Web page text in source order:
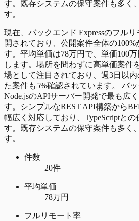
す。既存システムの保守案件も多く
す。
現在、バックエンド Expressのフル
開されており、公開案件全体の
す。平均単価は78万円で、単価100
します。場所を問わずに高単価案件
場として注目されており、週3日以
た案件も5%確認されています。 バッ
Node.jsのAPIサーバー開発で最も広
す。シンプルなREST API構築から
幅広く対応しており、TypeScriptと
す。既存システムの保守案件も多く
す。
件数
20件
平均単価
78万円
フルリモート率